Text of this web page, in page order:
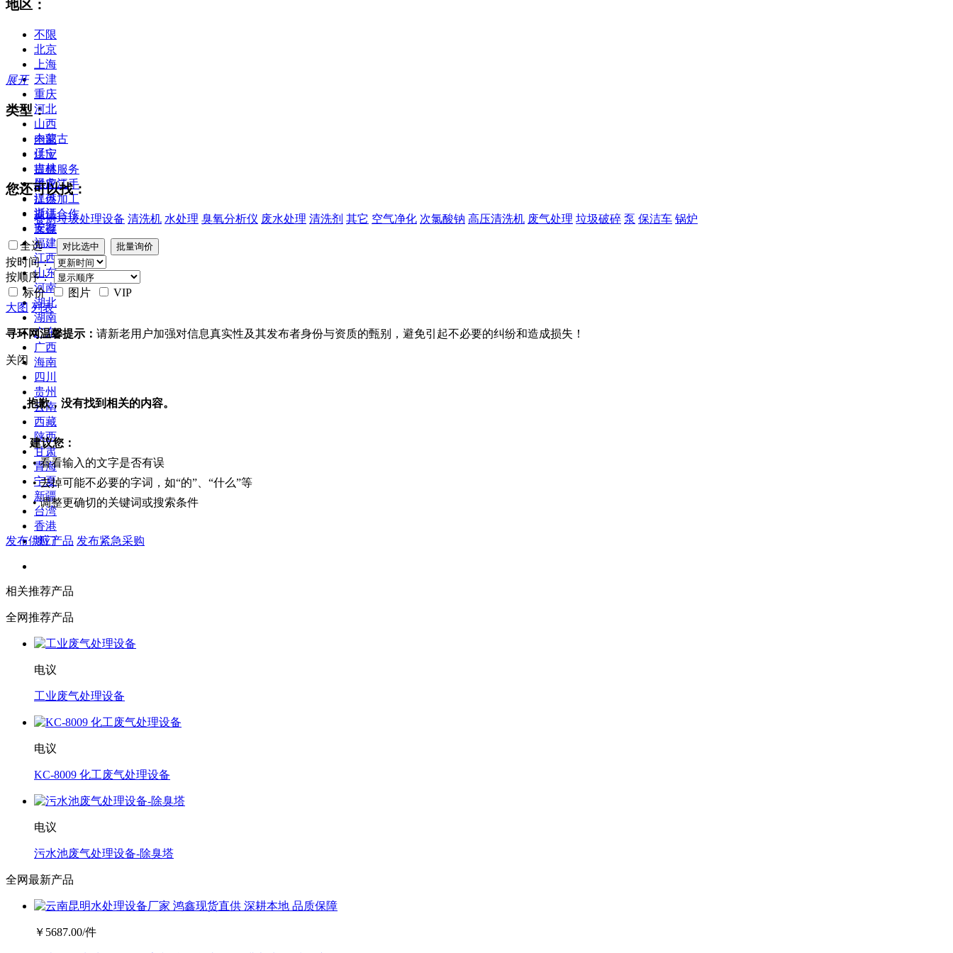
地区：
不限
北京
上海
天津
重庆
河北
山西
内蒙古
辽宁
吉林
黑龙江
江苏
浙江
安徽
福建
江西
山东
河南
湖北
湖南
广东
广西
海南
四川
贵州
云南
西藏
陕西
甘肃
青海
宁夏
新疆
台湾
香港
澳门
展开
类型：
全部
供应
提供服务
供应二手
提供加工
提供合作
库存
您还可以找：
餐厨垃圾处理设备 清洗机 水处理 臭氧分析仪 废水处理 清洗剂 其它 空气净化 次氯酸钠 高压清洗机 废气处理 垃圾破碎 泵 保洁车 锅炉
全选
按时间：
按顺序：
标价
图片
VIP
大图 列表
寻环网温馨提示： 请新老用户加强对信息真实性及其发布者身份与资质的甄别，避免引起不必要的纠纷和造成损失！
关闭
抱歉，没有找到相关的内容。
建议您：
• 看看输入的文字是否有误
• 去掉可能不必要的字词，如“的”、“什么”等
• 调整更确切的关键词或搜索条件
发布供应产品 发布紧急采购
相关推荐产品
全网推荐产品
电议
工业废气处理设备
电议
KC-8009 化工废气处理设备
电议
污水池废气处理设备-除臭塔
全网最新产品
￥ 5687.00/件